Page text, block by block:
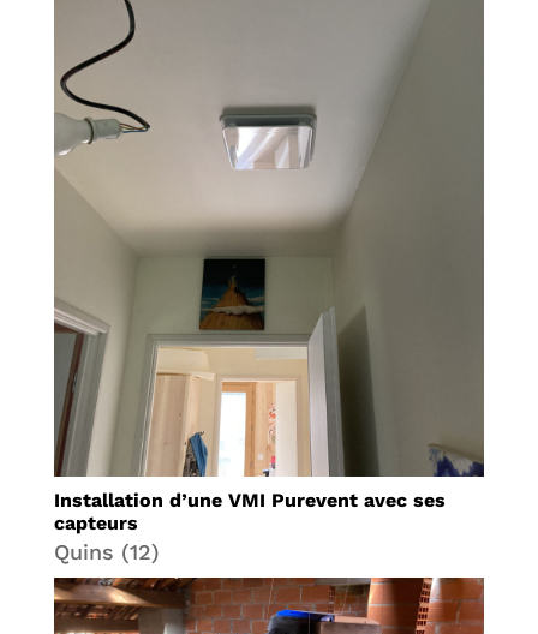
Installation d’une VMI Purevent avec ses
capteurs
Quins (12)